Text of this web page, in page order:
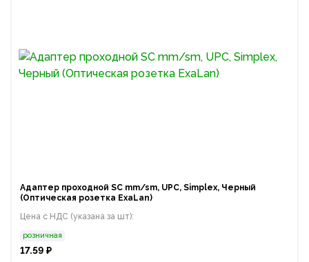
Адаптер проходной SC mm/sm, UPC, Simplex, Черный
(Оптическая розетка ExaLan)
Цена с НДС (указана за шт):
розничная
17.59 ₽